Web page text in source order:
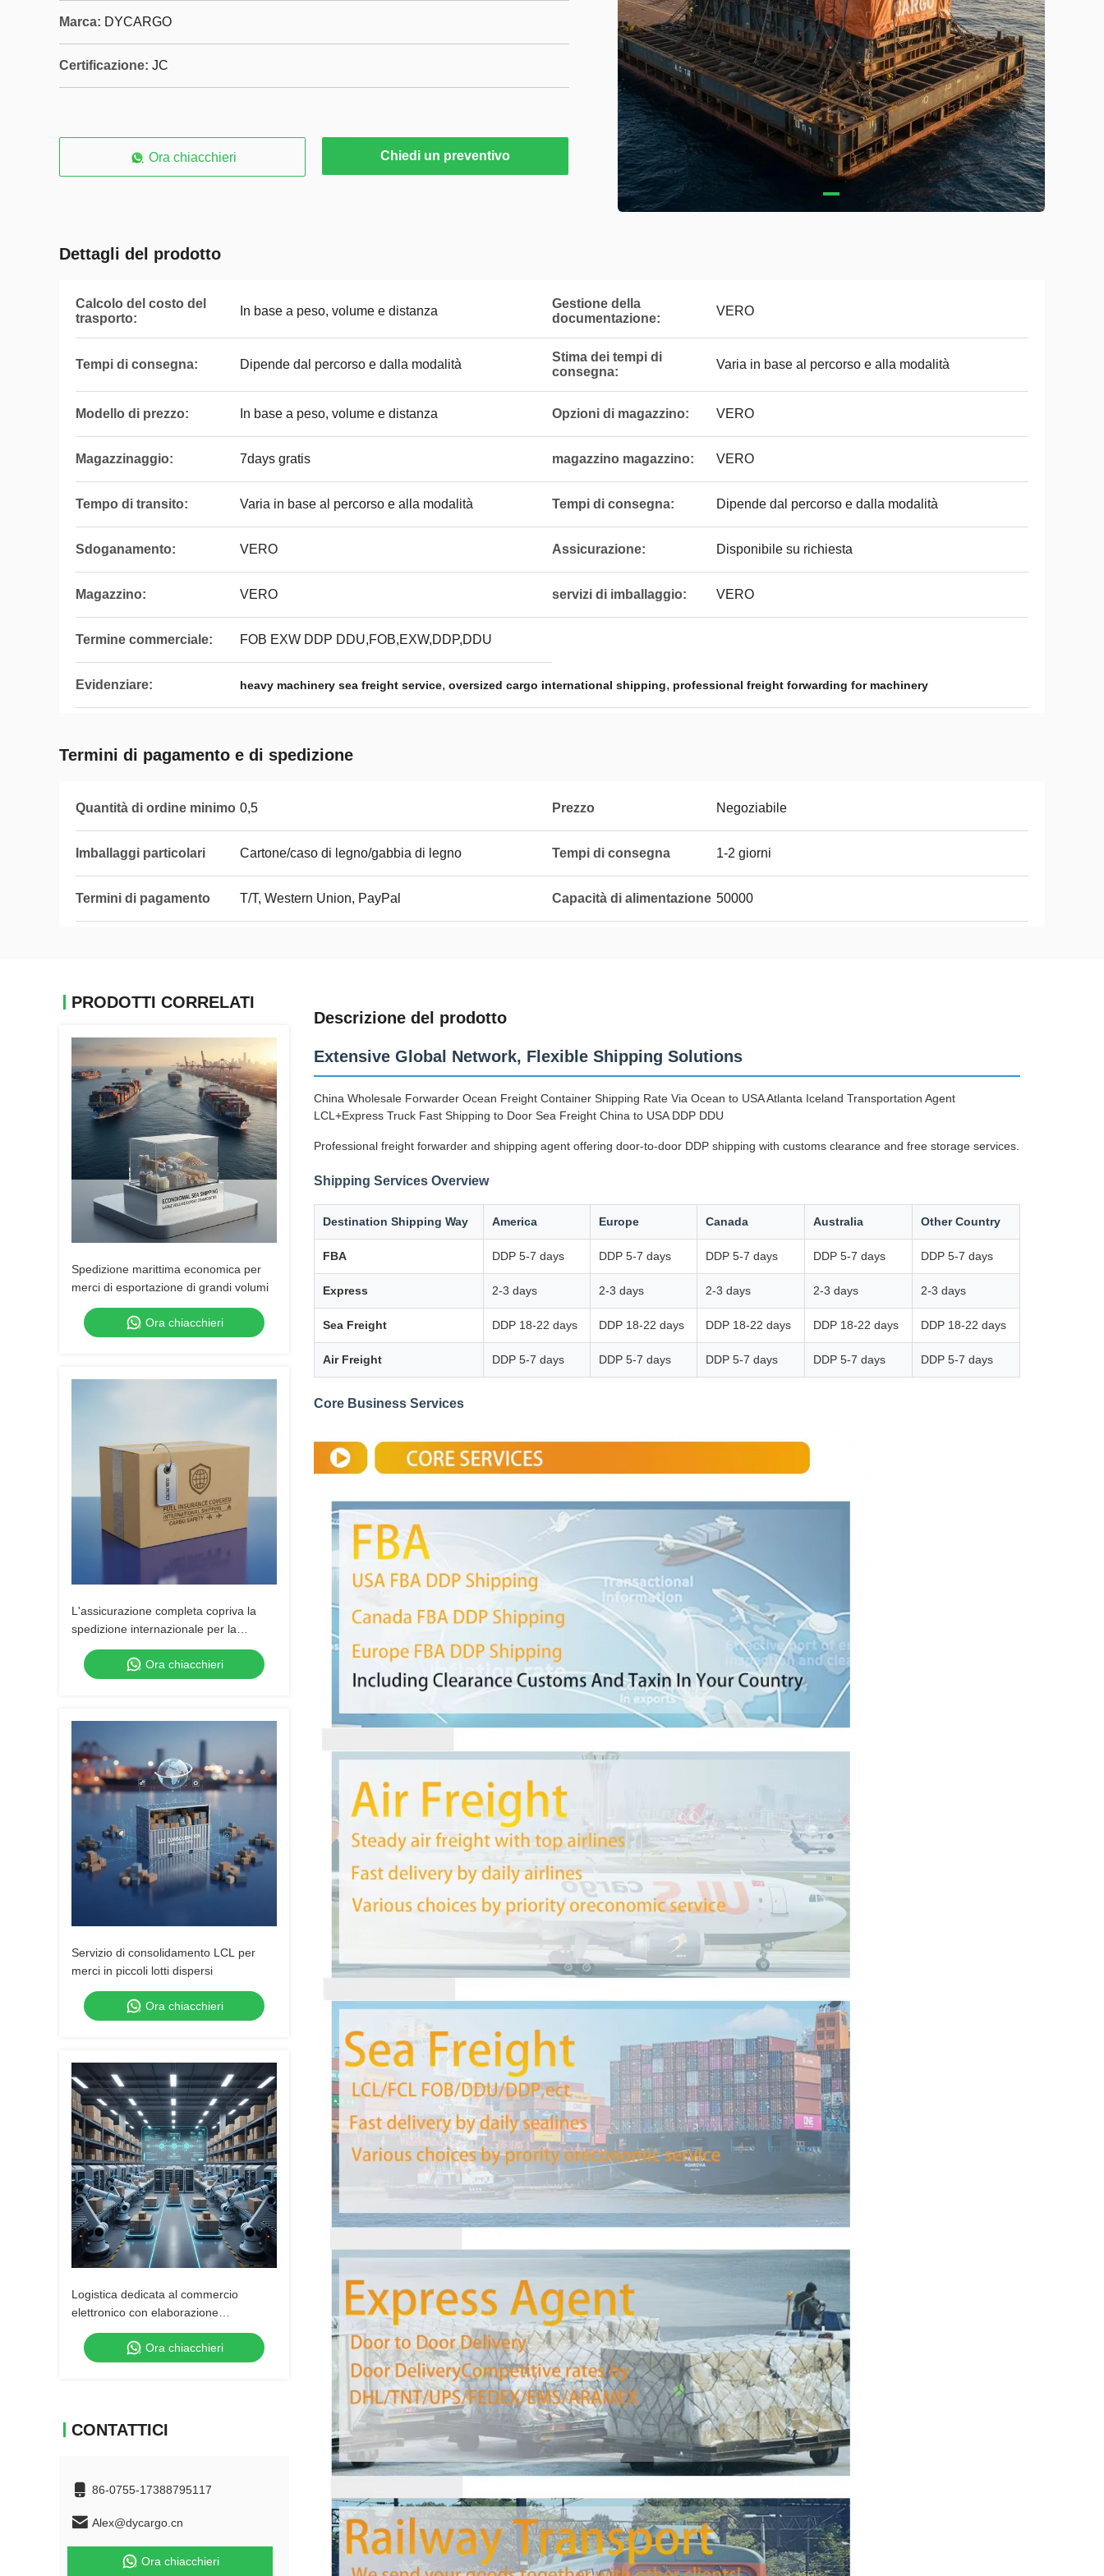
Marca: DYCARGO
Certificazione: JC
Ora chiacchieri Chiedi un preventivo
Dettagli del prodotto
Calcolo del costo del
trasporto:
In base a peso, volume e distanza
Gestione della
documentazione:
VERO
Tempi di consegna: Dipende dal percorso e dalla modalità
Stima dei tempi di
consegna:
Varia in base al percorso e alla modalità
Modello di prezzo: In base a peso, volume e distanza Opzioni di magazzino: VERO
Magazzinaggio: 7days gratis magazzino magazzino: VERO
Tempo di transito: Varia in base al percorso e alla modalità Tempi di consegna: Dipende dal percorso e dalla modalità
Sdoganamento: VERO Assicurazione: Disponibile su richiesta
Magazzino: VERO servizi di imballaggio: VERO
Termine commerciale: FOB EXW DDP DDU,FOB,EXW,DDP,DDU
Evidenziare: heavy machinery sea freight service, oversized cargo international shipping, professional freight forwarding for machinery
Termini di pagamento e di spedizione
Quantità di ordine minimo 0,5 Prezzo Negoziabile
Imballaggi particolari Cartone/caso di legno/gabbia di legno Tempi di consegna 1-2 giorni
Termini di pagamento T/T, Western Union, PayPal Capacità di alimentazione 50000
PRODOTTI CORRELATI
Spedizione marittima economica per
merci di esportazione di grandi volumi
Ora chiacchieri
L'assicurazione completa copriva la
spedizione internazionale per la
sicurezza del carico
Ora chiacchieri
Servizio di consolidamento LCL per
merci in piccoli lotti dispersi
Ora chiacchieri
Logistica dedicata al commercio
elettronico con elaborazione
automatica degli ordini
Ora chiacchieri
CONTATTICI
86-0755-17388795117
Alex@dycargo.cn
Ora chiacchieri
Descrizione del prodotto
Extensive Global Network, Flexible Shipping Solutions
China Wholesale Forwarder Ocean Freight Container Shipping Rate Via Ocean to USA Atlanta Iceland Transportation Agent
LCL+Express Truck Fast Shipping to Door Sea Freight China to USA DDP DDU
Professional freight forwarder and shipping agent offering door-to-door DDP shipping with customs clearance and free storage services.
Shipping Services Overview
Destination Shipping Way America Europe Canada Australia Other Country
FBA DDP 5-7 days DDP 5-7 days DDP 5-7 days DDP 5-7 days DDP 5-7 days
Express 2-3 days 2-3 days 2-3 days 2-3 days 2-3 days
Sea Freight DDP 18-22 days DDP 18-22 days DDP 18-22 days DDP 18-22 days DDP 18-22 days
Air Freight DDP 5-7 days DDP 5-7 days DDP 5-7 days DDP 5-7 days DDP 5-7 days
Core Business Services